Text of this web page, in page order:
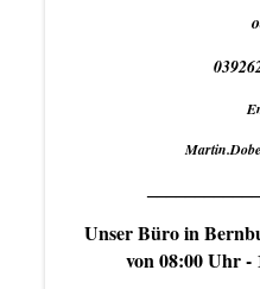
Unser Büro in
von 08:00 Uhr -